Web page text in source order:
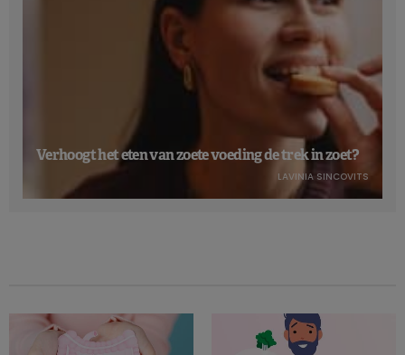
Verhoogt het eten van zoete voeding de trek in zoet?
LAVINIA SINCOVITS